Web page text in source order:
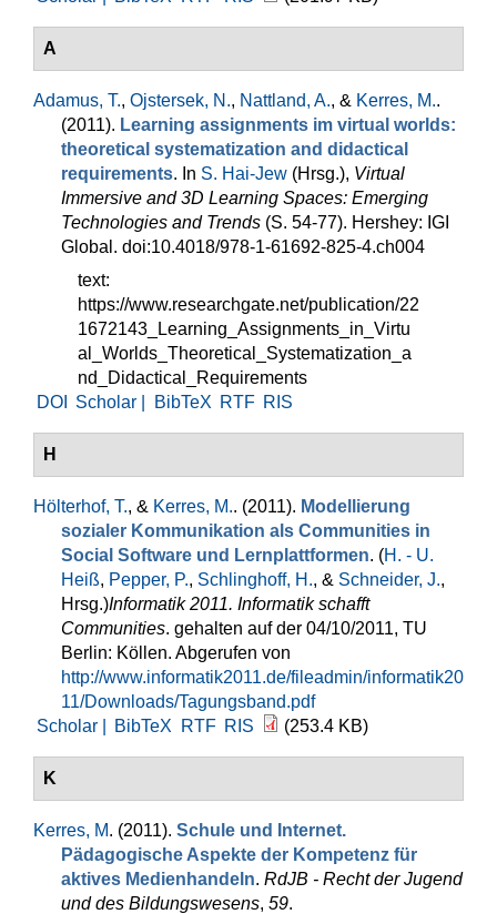
A
Adamus, T., Ojstersek, N., Nattland, A., & Kerres, M..
(2011). Learning assignments im virtual worlds:
theoretical systematization and didactical
requirements. In S. Hai-Jew (Hrsg.), Virtual
Immersive and 3D Learning Spaces: Emerging
Technologies and Trends (S. 54-77). Hershey: IGI
Global. doi:10.4018/978-1-61692-825-4.ch004
text:
https://www.researchgate.net/publication/22
1672143_Learning_Assignments_in_Virtu
al_Worlds_Theoretical_Systematization_a
nd_Didactical_Requirements
DOI
Scholar | BibTeX RTF RIS
H
Hölterhof, T., & Kerres, M.. (2011). Modellierung
sozialer Kommunikation als Communities in
Social Software und Lernplattformen. (H. - U.
Heiß, Pepper, P., Schlinghoff, H., & Schneider, J.,
Hrsg.)Informatik 2011. Informatik schafft
Communities. gehalten auf der 04/10/2011, TU
Berlin: Köllen. Abgerufen von
http://www.informatik2011.de/fileadmin/informatik20
11/Downloads/Tagungsband.pdf
Scholar |
BibTeX RTF RIS (253.4 KB)
K
Kerres, M. (2011). Schule und Internet.
Pädagogische Aspekte der Kompetenz für
aktives Medienhandeln. RdJB - Recht der Jugend
und des Bildungswesens, 59.